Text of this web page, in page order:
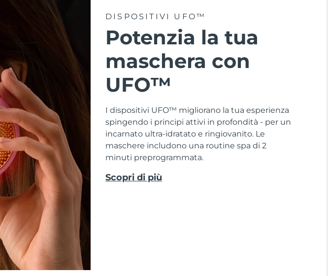
DISPOSITIVI UFO™
Potenzia la tua
maschera con
UFO™
I dispositivi UFO™ migliorano la tua esperienza
spingendo i principi attivi in profondità - per un
incarnato ultra-idratato e ringiovanito. Le
maschere includono una routine spa di 2
minuti preprogrammata.
Scopri di più